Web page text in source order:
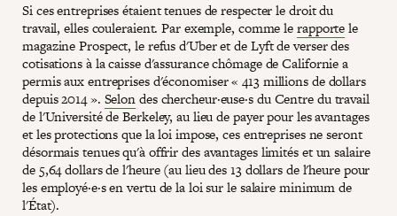
Si ces entreprises étaient tenues de respecter le droit du
travail, elles couleraient. Par exemple, comme lerapportele
magazine Prospect, le refus d'Uber et de Lyft de verser des
cotisations à la caisse d'assurance chômage de Californie a
permis aux entreprises d'économiser « 413 millions de dollars
depuis 2014 ». Selondes chercheur·euse·s du Centre du travail
de l'Université de Berkeley, au lieu de payer pour les avantages
et les protections que la loi impose, ces entreprises ne seront
désormais tenues qu'à offrir des avantages limités et un salaire
de 5,64 dollars de l'heure (au lieu des 13 dollars de l'heure pour
les employé·e·s en vertu de la loi sur le salaire minimum de
l'État).